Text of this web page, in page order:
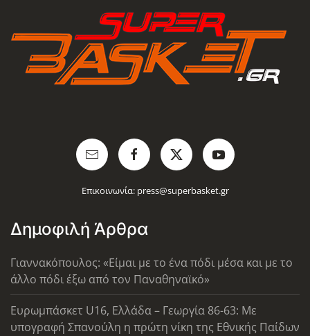
Επικοινωνία: press@superbasket.gr
Δημοφιλή Άρθρα
Γιαννακόπουλος: «Είμαι με το ένα πόδι μέσα και με το
άλλο πόδι έξω από τον Παναθηναϊκό»
Ευρωμπάσκετ U16, Ελλάδα – Γεωργία 86-63: Με
υπογραφή Σπανούλη η πρώτη νίκη της Εθνικής Παίδων